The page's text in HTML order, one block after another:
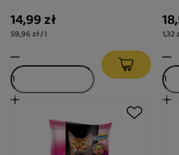
14,99 zł
59,96 zł / l 1,32